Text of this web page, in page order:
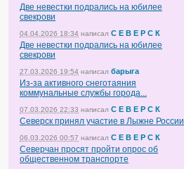
Две невестки подрались на юбилее
свекрови
04.04.2026 18:34 написал С Е В Е Р С К
Две невестки подрались на юбилее
свекрови
27.03.2026 19:54 написал барыга
Из-за активного снеготаяния
коммунальные службы города...
07.03.2026 22:33 написал С Е В Е Р С К
Северск принял участие в Лыжне России
06.03.2026 00:57 написал С Е В Е Р С К
Северчан просят пройти опрос об
общественном транспорте